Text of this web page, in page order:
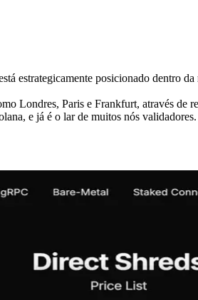
estrategicamente posicionado dentro
Londres, Paris e Frankfurt, através de
e já é o lar de muitos nós validadores.